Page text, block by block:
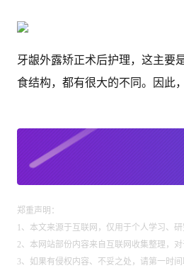
牙龈外露矫正术后护理，这主要
食结构，都有很大的不同。因此
郑重声明：
1、本文来源于互联网，仅用于个人学习、
2、本网站部份内容来自互联网收集整理，
3、如果有侵权内容、不妥之处，请第一时间